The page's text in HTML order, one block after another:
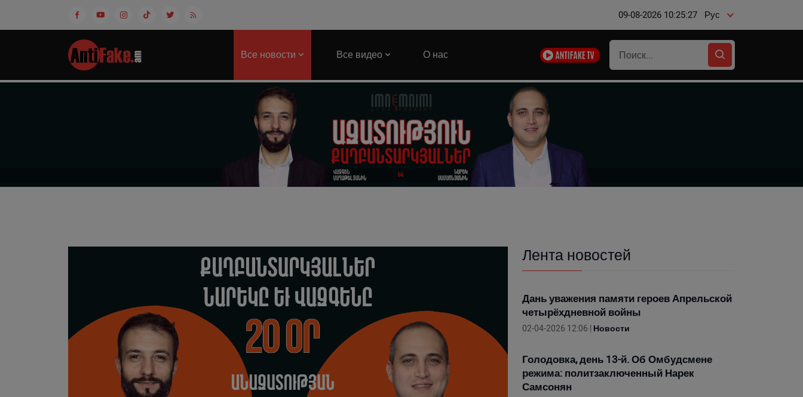
09-08-2026 10:25:28 Рус
Все новости Все видео О нас
Лента новостей
Дань уважения памяти героев Апрельской
четырёхдневной войны
02-04-2026 12:06 | Новости
Голодовка, день 13-й. Об Омбудсмене
режима: политзаключенный Нарек
Самсонян